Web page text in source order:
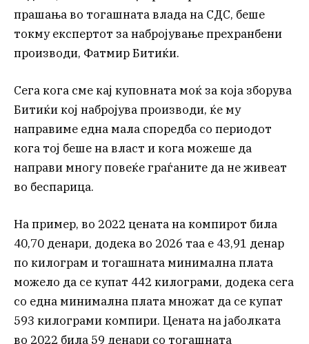
прашања во тогашната влада на СДС, беше
токму експертот за набројување прехранбени
производи, Фатмир Битиќи.
Сега кога сме кај куповната моќ за која зборува
Битиќи кој набројува производи, ќе му
направиме една мала споредба со периодот
кога тој беше на власт и кога можеше да
направи многу повеќе граѓаните да не живеат
во беспарица.
На пример, во 2022 цената на компирот била
40,70 денари, додека во 2026 таа е 43,91 денар
по килограм и тогашната минимална плата
можело да се купат 442 килограми, додека сега
со една минимална плата множат да се купат
593 килограми компири. Цената на јаболката
во 2022 била 59 денари со тогашната